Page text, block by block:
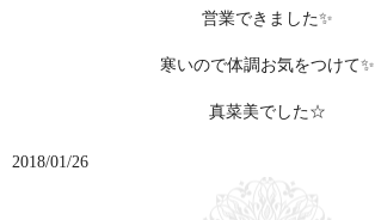
営業できました✨
寒いので体調お気をつけて✨
真菜美でした☆
2018/01/26